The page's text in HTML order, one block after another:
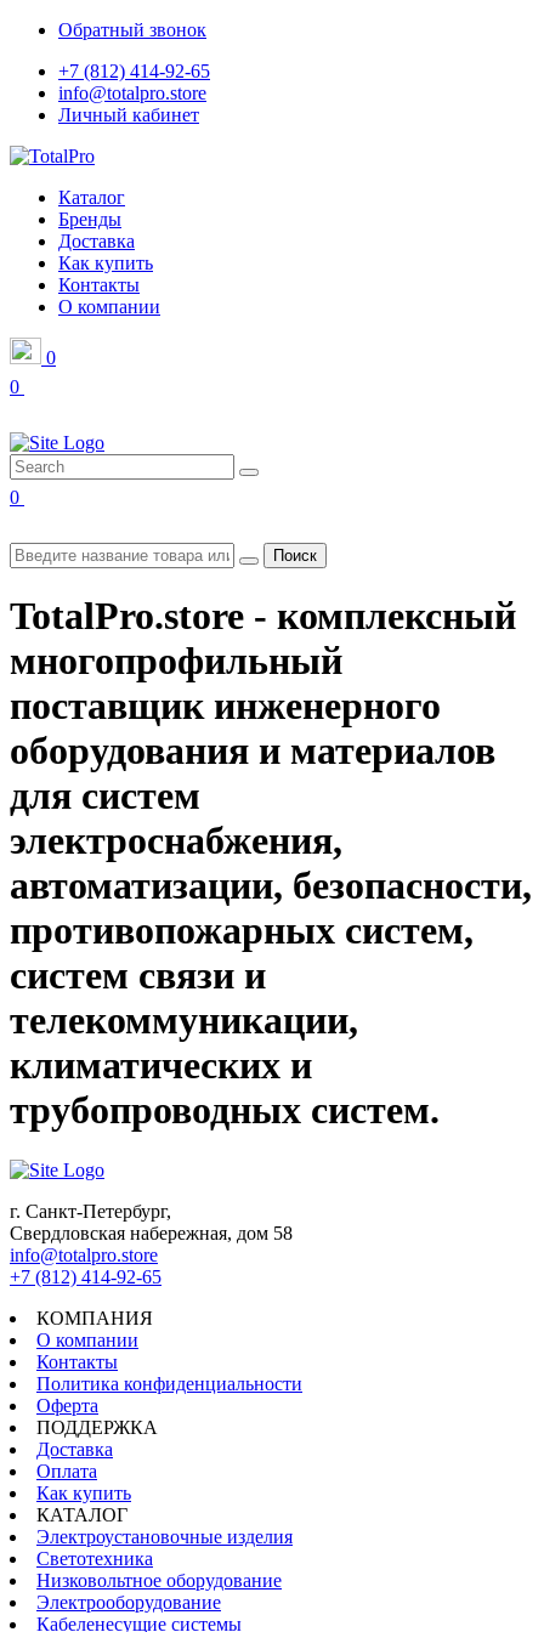
Обратный звонок
+7 (812) 414-92-65
info@totalpro.store
Личный кабинет
Каталог
Бренды
Доставка
Как купить
Контакты
О компании
0
0
0
Поиск
TotalPro.store - комплексный
многопрофильный
поставщик инженерного
оборудования и материалов
для систем
электроснабжения,
автоматизации, безопасности,
противопожарных систем,
систем связи и
телекоммуникации,
климатических и
трубопроводных систем.
г. Санкт-Петербург,
Свердловская набережная, дом 58
info@totalpro.store
+7 (812) 414-92-65
КОМПАНИЯ
О компании
Контакты
Политика конфиденциальности
Оферта
ПОДДЕРЖКА
Доставка
Оплата
Как купить
КАТАЛОГ
Электроустановочные изделия
Светотехника
Низковольтное оборудование
Электрооборудование
Кабеленесущие системы